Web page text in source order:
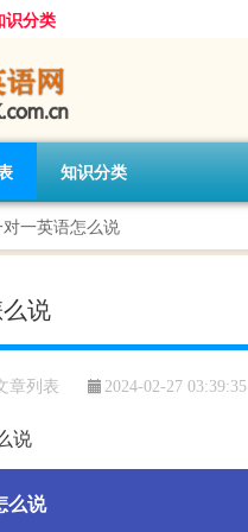
识分类
知识分类
一英语怎么说
说
章列表 2024-02-27 03:39:35
么说